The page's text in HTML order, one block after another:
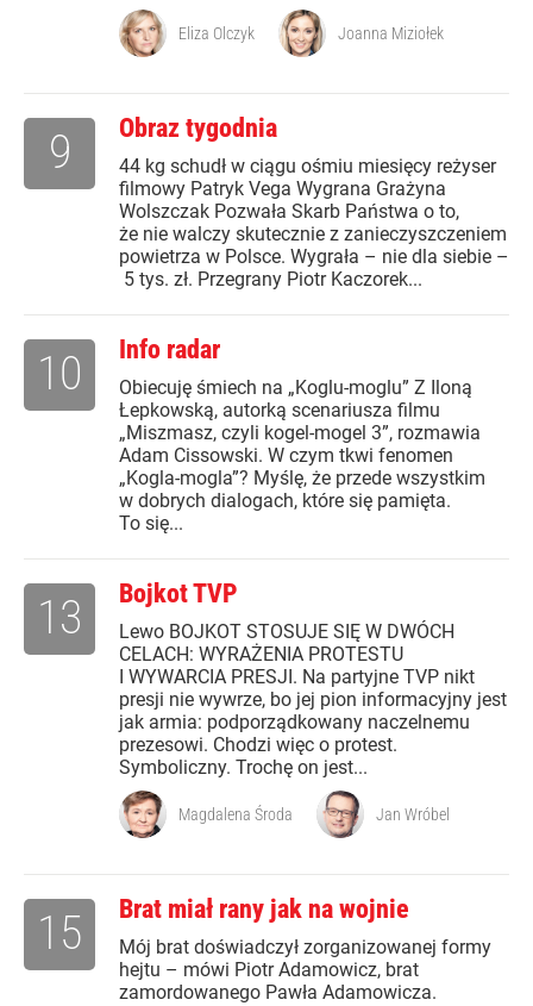
Eliza Olczyk Joanna Miziołek
Obraz tygodnia
44 kg schudł w ciągu ośmiu miesięcy reżyser
filmowy Patryk Vega Wygrana Grażyna
Wolszczak Pozwała Skarb Państwa o to,
że nie walczy skutecznie z zanieczyszczeniem
powietrza w Polsce. Wygrała – nie dla siebie –
5 tys. zł. Przegrany Piotr Kaczorek...
9
Info radar
Obiecuję śmiech na „Koglu-moglu” Z Iloną
Łepkowską, autorką scenariusza filmu
„Miszmasz, czyli kogel-mogel 3”, rozmawia
Adam Cissowski. W czym tkwi fenomen
„Kogla-mogla”? Myślę, że przede wszystkim
w dobrych dialogach, które się pamięta.
To się...
10
Bojkot TVP
Lewo BOJKOT STOSUJE SIĘ W DWÓCH
CELACH: WYRAŻENIA PROTESTU
I WYWARCIA PRESJI. Na partyjne TVP nikt
presji nie wywrze, bo jej pion informacyjny jest
jak armia: podporządkowany naczelnemu
prezesowi. Chodzi więc o protest.
Symboliczny. Trochę on jest...
13
Magdalena Środa Jan Wróbel
Brat miał rany jak na wojnie
Mój brat doświadczył zorganizowanej formy
hejtu – mówi Piotr Adamowicz, brat
zamordowanego Pawła Adamowicza.
15